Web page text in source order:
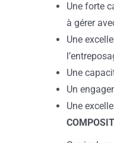
Une forte
à gérer
Une
Une
Un
Une